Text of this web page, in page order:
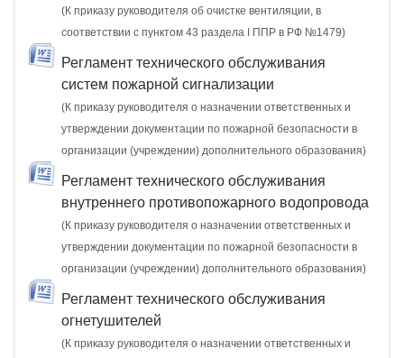
(К приказу руководителя об очистке вентиляции, в
соответствии с пунктом 43 раздела I ППР в РФ №1479)
Регламент технического обслуживания
систем пожарной сигнализации
(К приказу руководителя о назначении ответственных и
утверждении документации по пожарной безопасности в
организации (учреждении) дополнительного образования)
Регламент технического обслуживания
внутреннего противопожарного водопровода
(К приказу руководителя о назначении ответственных и
утверждении документации по пожарной безопасности в
организации (учреждении) дополнительного образования)
Регламент технического обслуживания
огнетушителей
(К приказу руководителя о назначении ответственных и